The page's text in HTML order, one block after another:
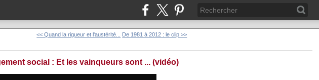
<< Quand la rigueur et l'austérité... De 1981 à 2012 : le clip >>
social : Et les vainqueurs sont ... (vidéo)